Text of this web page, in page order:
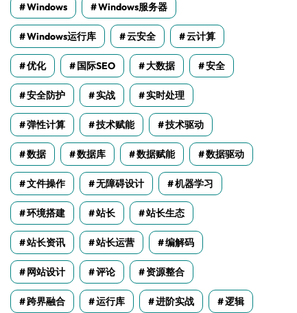
Windows Windows服务器
Windows运行库 云安全 云计算
优化 国际SEO 大数据 安全
安全防护 实战 实时处理
弹性计算 技术赋能 技术驱动
数据 数据库 数据赋能 数据驱动
文件操作 无障碍设计 机器学习
环境搭建 站长 站长生态
站长资讯 站长运营 编解码
网站设计 评论 资源整合
跨界融合 运行库 进阶实战 逻辑